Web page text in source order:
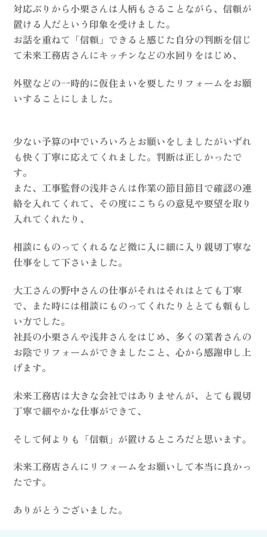
対応ぶりから小栗さんは人柄もさることながら、信頼が
置ける人だという印象を受けました。
お話を重ねて「信頼」できると感じた自分の判断を信じ
て未来工務店さんにキッチンなどの水回りをはじめ、
外壁などの一時的に仮住まいを要したリフォームをお願
いすることにしました。
少ない予算の中でいろいろとお願いをしましたがいずれ
も快く丁寧に応えてくれました。判断は正しかったで
す。
また、工事監督の浅井さんは作業の節目節目で確認の連
絡を入れてくれて、その度にこちらの意見や要望を取り
入れてくれたり、
相談にものってくれるなど微に入に細に入り親切丁寧な
仕事をして下さいました。
大工さんの野中さんの仕事がそれはそれはとても丁寧
で、また時には相談にものってくれたりととても頼もし
い方でした。
社長の小栗さんや浅井さんをはじめ、多くの業者さんの
お陰でリフォームができましたこと、心から感謝申し上
げます。
未来工務店は大きな会社ではありませんが、とても親切
丁寧で細やかな仕事ができて、
そして何よりも「信頼」が置けるところだと思います。
未来工務店さんにリフォームをお願いして本当に良かっ
たです。
ありがとうございました。